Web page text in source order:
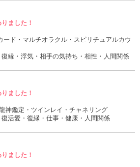
ました！
ード・マルチオラクル・スピリチュアルカウ
復縁・浮気・相手の気持ち・相性・人間関係
ました！
神鑑定・ツインレイ・チャネリング
復活愛・復縁・仕事・健康・人間関係
ました！